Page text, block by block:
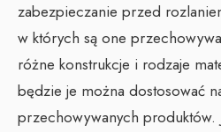
zabezpieczanie przed
w których są one
różne konstrukcje i rodzaje
będzie je można dostosować
przechowywanych produktów.